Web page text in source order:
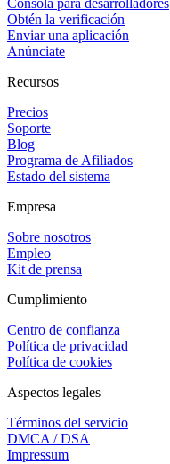
Consola para desarrolladores
Obtén la verificación
Enviar una aplicación
Anúnciate
Recursos
Precios
Soporte
Blog
Programa de Afiliados
Estado del sistema
Empresa
Sobre nosotros
Empleo
Kit de prensa
Cumplimiento
Centro de confianza
Política de privacidad
Política de cookies
Aspectos legales
Términos del servicio
DMCA / DSA
Impressum